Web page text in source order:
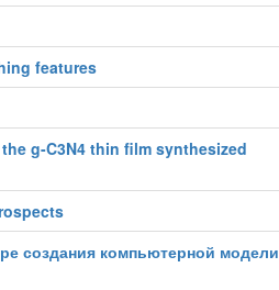
features
g-C3N4 thin film synthesized
создания компьютерной модели